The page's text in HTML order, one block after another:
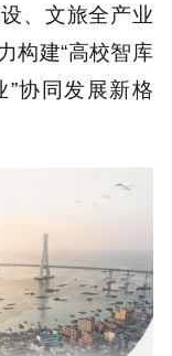
、文旅全产业
构建“高校智库
协同发展新格